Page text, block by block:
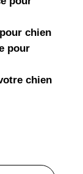
chien
pour
chien